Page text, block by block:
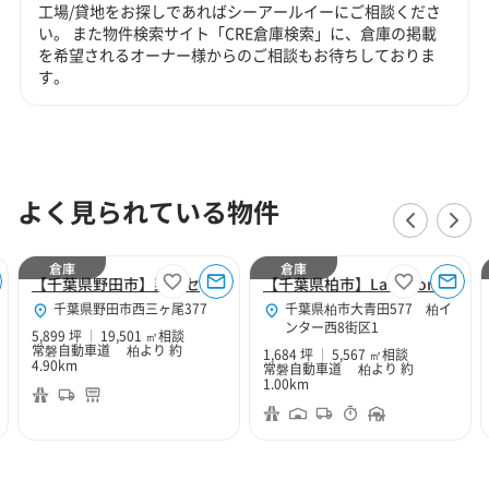
工場/貸地をお探しであればシーアールイーにご相談くださ
い。 また物件検索サイト「CRE倉庫検索」に、倉庫の掲載
を希望されるオーナー様からのご相談もお待ちしておりま
す。
よく見られている物件
【千葉県野田市】野田センター
千葉県野田市西三ヶ尾377
5,899 坪
19,501 ㎡相談
常磐自動車道 柏より 約
4.90km
倉庫
【千葉県柏市】Landport柏Ⅰ
千葉県柏市大青田577 柏イ
ンター西8街区1
1,684 坪
5,567 ㎡相談
常磐自動車道 柏より 約
1.00km
倉庫